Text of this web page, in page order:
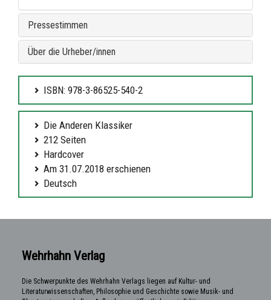
Pressestimmen
Über die Urheber/innen
ISBN: 978-3-86525-540-2
Die Anderen Klassiker
212 Seiten
Hardcover
Am 31.07.2018 erschienen
Deutsch
Wehrhahn Verlag
Die Schwerpunkte des Wehrhahn Verlags liegen auf Kultur- und
Literaturwissenschaften, Philosophie und Geschichte sowie Musik- und